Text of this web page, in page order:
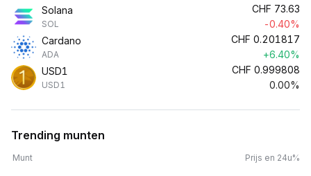
Solana
SOL
CHF 73.63
-0.40%
Cardano
ADA
CHF 0.201817
+6.40%
USD1
USD1
CHF 0.999808
0.00%
Trending munten
Munt Prijs en 24u%